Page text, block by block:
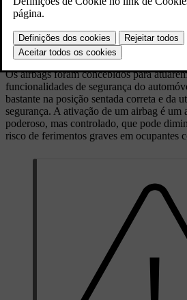
A imagem mostra uma seleção de
Continue a ler para conhecer
do seu automóvel.
Os airbags foram concebidos para
funcionalidades de segurança do
bastante na posição sentada correta e da
segurança. A ativação de um airbag é um
poderoso, mas controlado, que pode
risco de ferimentos graves em ocupantes